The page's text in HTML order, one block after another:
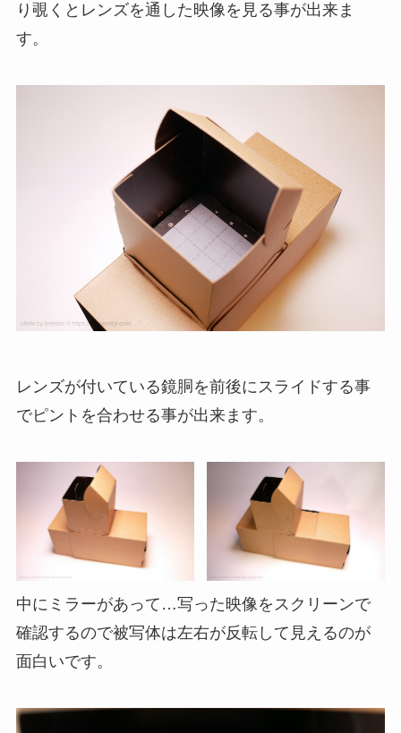
り覗くとレンズを通した映像を見る事が出来ま
す。
レンズが付いている鏡胴を前後にスライドする事
でピントを合わせる事が出来ます。
中にミラーがあって…写った映像をスクリーンで
確認するので被写体は左右が反転して見えるのが
面白いです。